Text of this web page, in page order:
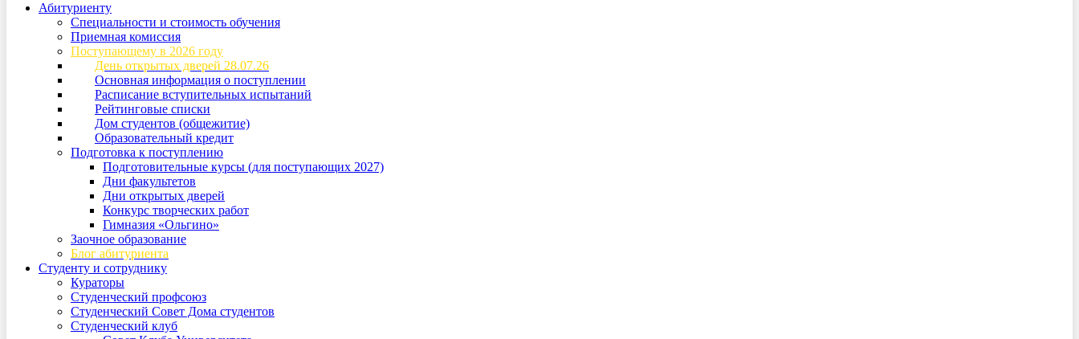
Абитуриенту
Специальности и стоимость обучения
Приемная комиссия
Поступающему в 2026 году
День открытых дверей 28.07.26
Основная информация о поступлении
Расписание вступительных испытаний
Рейтинговые списки
Дом студентов (общежитие)
Образовательный кредит
Подготовка к поступлению
Подготовительные курсы (для поступающих 2027)
Дни факультетов
Дни открытых дверей
Конкурс творческих работ
Гимназия «Ольгино»
Заочное образование
Блог абитуриента
Студенту и сотруднику
Кураторы
Студенческий профсоюз
Студенческий Совет Дома студентов
Студенческий клуб